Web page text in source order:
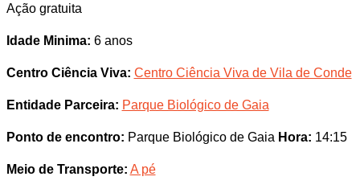
Ação gratuita
Idade Minima: 6 anos
Centro Ciência Viva: Centro Ciência Viva de Vila de Conde
Entidade Parceira: Parque Biológico de Gaia
Ponto de encontro: Parque Biológico de Gaia Hora: 14:15
Meio de Transporte: A pé